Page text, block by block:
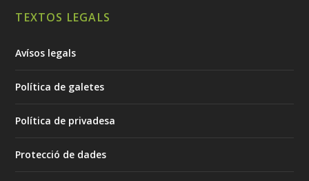
TEXTOS LEGALS
Avísos legals
Política de galetes
Política de privadesa
Protecció de dades